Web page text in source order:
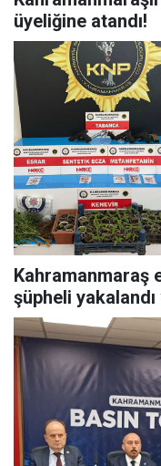
üyeliğine atandı!
Kahramanmaraş
şüpheli